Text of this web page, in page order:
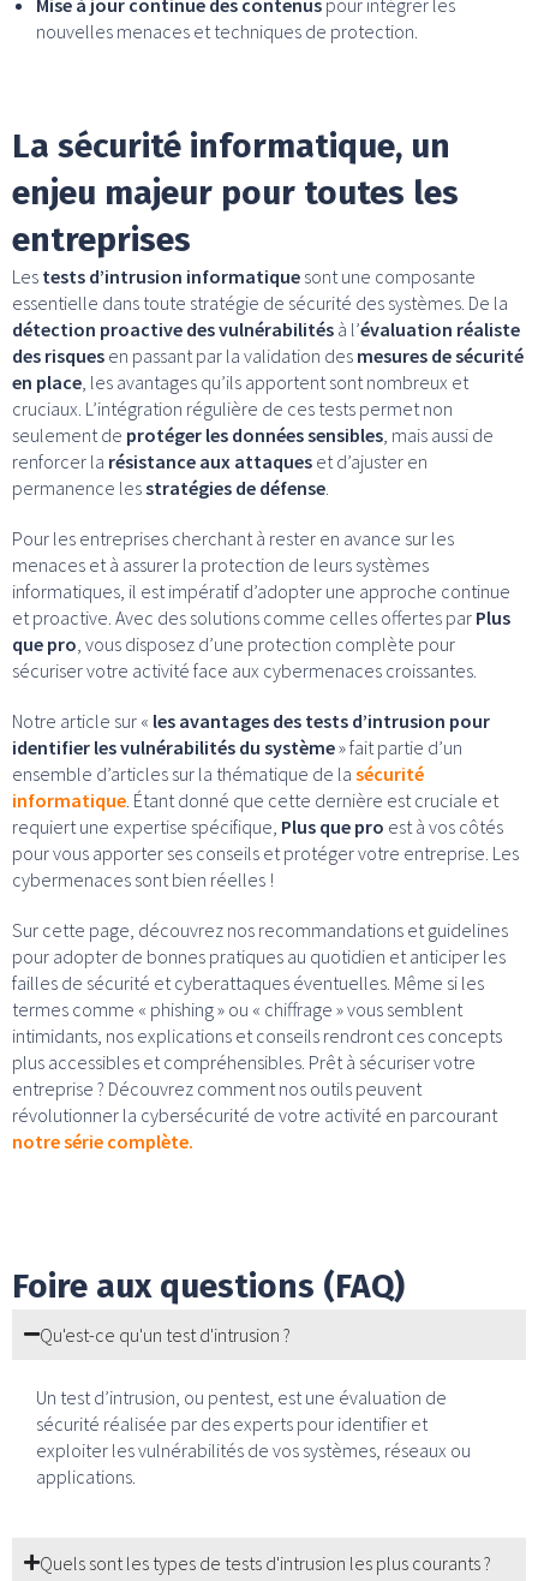
nouvelles menaces et techniques de protection.
La sécurité informatique, un
enjeu majeur pour toutes les
entreprises
Les tests d’intrusion informatique sont une composante
essentielle dans toute stratégie de sécurité des systèmes. De la
détection proactive des vulnérabilités à l’évaluation réaliste
des risques en passant par la validation des mesures de sécurité
en place , les avantages qu’ils apportent sont nombreux et
cruciaux. L’intégration régulière de ces tests permet non
seulement de protéger les données sensibles , mais aussi de
renforcer la résistance aux attaques et d’ajuster en
permanence lesstratégies de défense
Pour les entreprises cherchant à rester en avance sur les
menaces et à assurer la protection de leurs systèmes
informatiques, il est impératif d’adopter une approche continue
et proactive. Avec des solutions comme celles offertes par Plus
que pro , vous disposez d’une protection complète pour
sécuriser votre activité face aux cybermenaces croissantes.
Notre article sur « les avantages des tests d’intrusion pour
identifier les vulnérabilités du système» fait partie d’un
ensemble d’articles sur la thématique de la sécurité
informatique . Étant donné que cette dernière est cruciale et
requiert une expertise spécifique, Plus que pro est à vos côtés
pour vous apporter ses conseils et protéger votre entreprise. Les
cybermenaces sont bien réelles !
Sur cette page, découvrez nos recommandations et guidelines
pour adopter de bonnes pratiques au quotidien et anticiper les
failles de sécurité et cyberattaques éventuelles. Même si les
termes comme « phishing » ou « chiffrage » vous semblent
intimidants, nos explications et conseils rendront ces concepts
plus accessibles et compréhensibles. Prêt à sécuriser votre
entreprise ? Découvrez comment nos outils peuvent
révolutionner la cybersécurité de votre activité en parcourant
notre série complète.
Foire aux questions (FAQ)
Qu'est-ce qu'un test d'intrusion ?
Un test d’intrusion, ou pentest, est une évaluation de
sécurité réalisée par des experts pour identifier et
exploiter les vulnérabilités de vos systèmes, réseaux ou
applications.
Quels sont les types de tests d'intrusion les plus courants ?